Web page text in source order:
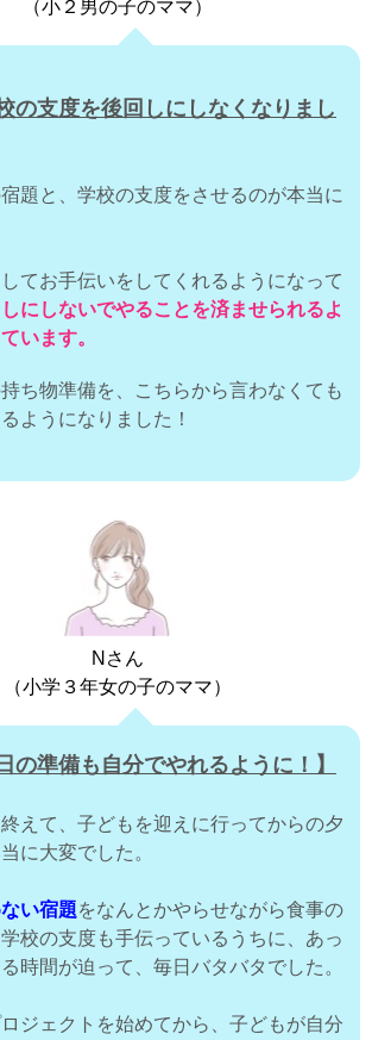
（小２男の子のママ）
の支度を後回しにしなくなりまし
題と、学校の支度をさせるのが本当に
てお手伝いをしてくれるようになって
にしないでやることを済ませられるよ
います。
ち物準備を、こちらから言わなくても
ようになりました！
Nさん
（小学３年女の子のママ）
の準備も自分でやれるように！】
えて、子どもを迎えに行ってからの夕
に大変でした。
い宿題をなんとかやらせながら食事の
校の支度も手伝っているうちに、あっ
時間が迫って、毎日バタバタでした。
ジェクトを始めてから、子どもが自分